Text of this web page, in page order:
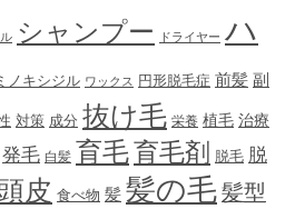
シャンプー ドライヤー ハ
ノキシジル ワックス 円形脱毛症 前髪 副
対策 成分 抜け毛 栄養 植毛 治療
発毛 白髪 育毛育毛剤 脱毛 脱
皮 食べ物 髪 髪の毛髪型